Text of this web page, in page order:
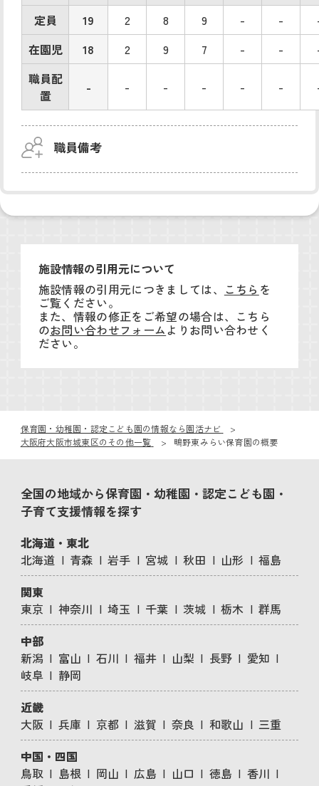
定員
19 2 8 9 - -
在園児
18 2 9 7 - -
職員配
置
- - - - - -
職員備考
施設情報の引用元について
施設情報の引用元につきましては、 こちら を
ご覧ください。
また、情報の修正をご希望の場合は、こちら
のお問い合わせフォームよりお問い合わせく
ださい。
保育園・幼稚園・認定こども園の情報なら園活ナビ
大阪府大阪市城東区のその他一覧
鴫野東みらい保育園の概要
全国の地域から保育園・幼稚園・認定こども園・
子育て支援情報を探す
北海道・東北
北海道
青森 岩手 宮城 秋田 山形
福島
関東
東京
神奈川 埼玉 千葉 茨城 栃木
群馬
中部
新潟
富山 石川 福井 山梨 長野
愛知
岐阜
静岡
近畿
大阪
兵庫 京都 滋賀 奈良 和歌山
三重
中国・四国
鳥取
島根 岡山 広島 山口 徳島
香川